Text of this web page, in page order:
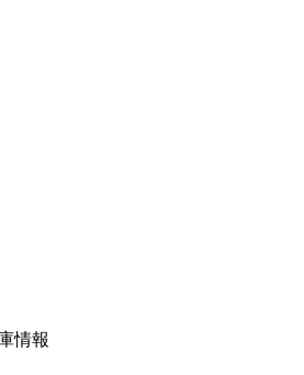
情報